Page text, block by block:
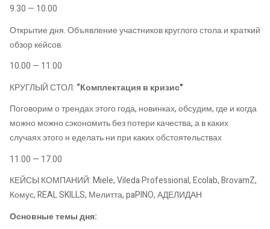
9.30 — 10.00
Открытие дня. Объявление участников круглого стола и краткий
обзор кейсов.
10.00 — 11.00
КРУГЛЫЙ СТОЛ: “Комплектация в кризис"
Поговорим о трендах этого года, новинках, обсудим, где и когда
можно можно сэкономить без потери качества, а в каких
случаях этого н еделать ни при каких обстоятельствах
11.00 — 17.00
КЕЙСЫ КОМПАНИЙ: Miele, Vileda Professional, Ecolab, BrovamZ,
Комус, REAL SKILLS, Мелитта, paPINO, АДЕЛИДАН
Основные темы дня: